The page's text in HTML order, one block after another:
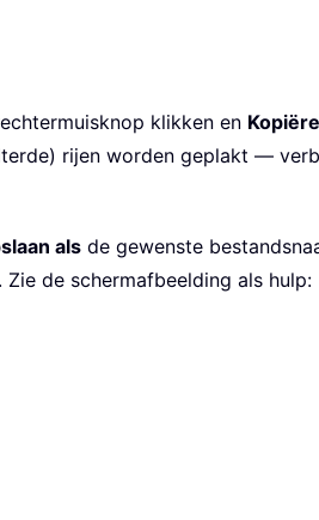
klikken en
rijen worden geplakt —
als de gewenste
. Zie de schermafbeelding als hulp: